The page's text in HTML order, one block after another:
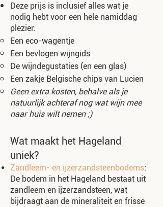
Deze prijs is inclusief alles wat je
nodig hebt voor een hele namiddag
plezier:
Een eco-wagentje
Een bevlogen wijngids
De wijndegustaties (en een glas)
Een zakje Belgische chips van Lucien
Geen extra kosten, behalve als je
natuurlijk achteraf nog wat wijn mee
naar huis wilt nemen ;)
Wat maakt het Hageland
uniek?
Zandleem- en ijzerzandsteenbodems:
De bodem in het Hageland bestaat uit
zandleem en ijzerzandsteen, wat
bijdraagt aan de mineraliteit en frisse